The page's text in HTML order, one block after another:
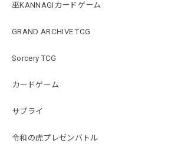
巫KANNAGIカードゲーム
GRAND ARCHIVE TCG
Sorcery TCG
カードゲーム
サプライ
令和の虎プレゼンバトル